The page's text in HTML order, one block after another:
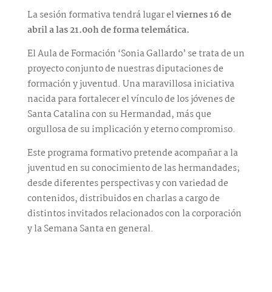
La sesión formativa tendrá lugar elviernes 16 de
abril a las 21.0oh de forma telemática.
El Aula de Formación ‘Sonia Gallardo’ se trata de un
proyecto conjunto de nuestras diputaciones de
formación y juventud. Una maravillosa iniciativa
nacida para fortalecer el vínculo de los jóvenes de
Santa Catalina con su Hermandad, más que
orgullosa de su implicación y eterno compromiso.
Este programa formativo pretende acompañar a la
juventud en su conocimiento de las hermandades;
desde diferentes perspectivas y con variedad de
contenidos, distribuidos en charlas a cargo de
distintos invitados relacionados con la corporación
y la Semana Santa en general.